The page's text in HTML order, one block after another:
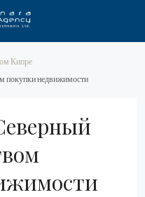
Кипре
покупки недвижимости